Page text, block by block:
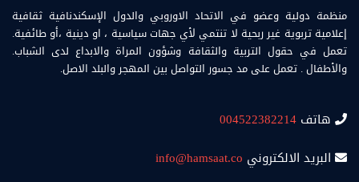
منظمة دولية وعضو في الاتحاد الاوروبي والدول الإسكندنافية ثقافية
إعلامية تربوية غير ربحية لا تنتمي لأي جهات سياسية ، او دينية ،أو طائفية.
تعمل في حقول التربية والثقافة وشؤون المراة والابداع لدى الشباب.
والأطفال . تعمل على مد جسور التواصل بين المهجر والبلد الاصل.
هاتف 004522382214
البريد الالكتروني info@hamsaat.co